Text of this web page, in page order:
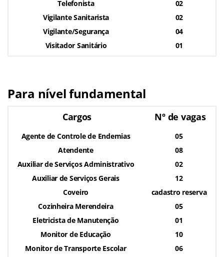
Telefonista
Vigilante Sanitarista
Vigilante/Segurança
Visitador Sanitário
02
02
04
01
Para nível fundamental
Cargos Nº de vagas
Agente de Controle de Endemias
Atendente
Auxiliar de Serviços Administrativo
Auxiliar de Serviços Gerais
Coveiro
Cozinheira Merendeira
Eletricista de Manutenção
Monitor de Educação
Monitor de Transporte Escolar
05
08
02
12
cadastro reserva
05
01
10
06